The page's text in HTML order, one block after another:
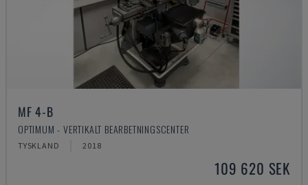
MF 4-B
OPTIMUM - VERTIKALT BEARBETNINGSCENTER
TYSKLAND 2018
109 620 SEK